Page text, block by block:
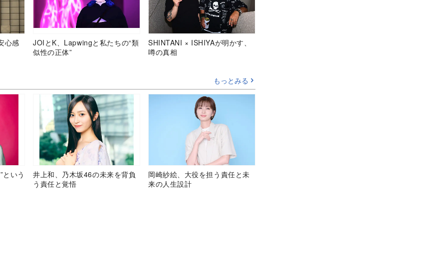
心感
JOIとK、Lapwingと私たちの“類
似性の正体”
SHINTANI × ISHIYAが明かす、
噂の真相
もっとみる
という
井上和、乃木坂46の未来を背負
う責任と覚悟
岡崎紗絵、大役を担う責任と未
来の人生設計